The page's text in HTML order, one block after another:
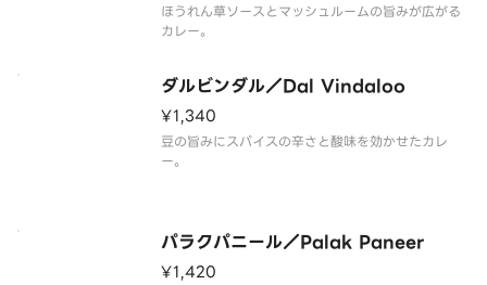
ほうれん草ソースとマッシュルームの旨みが広がる
カレー。
ダルビンダル／Dal Vindaloo
¥1,340
豆の旨みにスパイスの辛さと酸味を効かせたカレ
ー。
パラクパニール／Palak Paneer
¥1,420